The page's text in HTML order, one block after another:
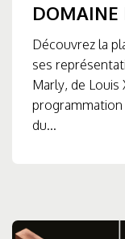
DOMAINE
Découvrez la
ses
Marly, de Louis
du...